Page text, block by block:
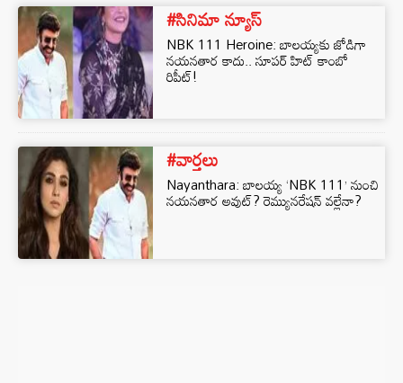
#సినిమా న్యూస్
NBK 111 Heroine: బాలయ్యకు జోడిగా
నయనతార కాదు.. సూపర్ హిట్ కాంబో
రిపీట్!
#వార్తలు
Nayanthara: బాలయ్య ‘NBK 111’ నుంచి
నయనతార అవుట్? రెమ్యునరేషన్ వల్లేనా?